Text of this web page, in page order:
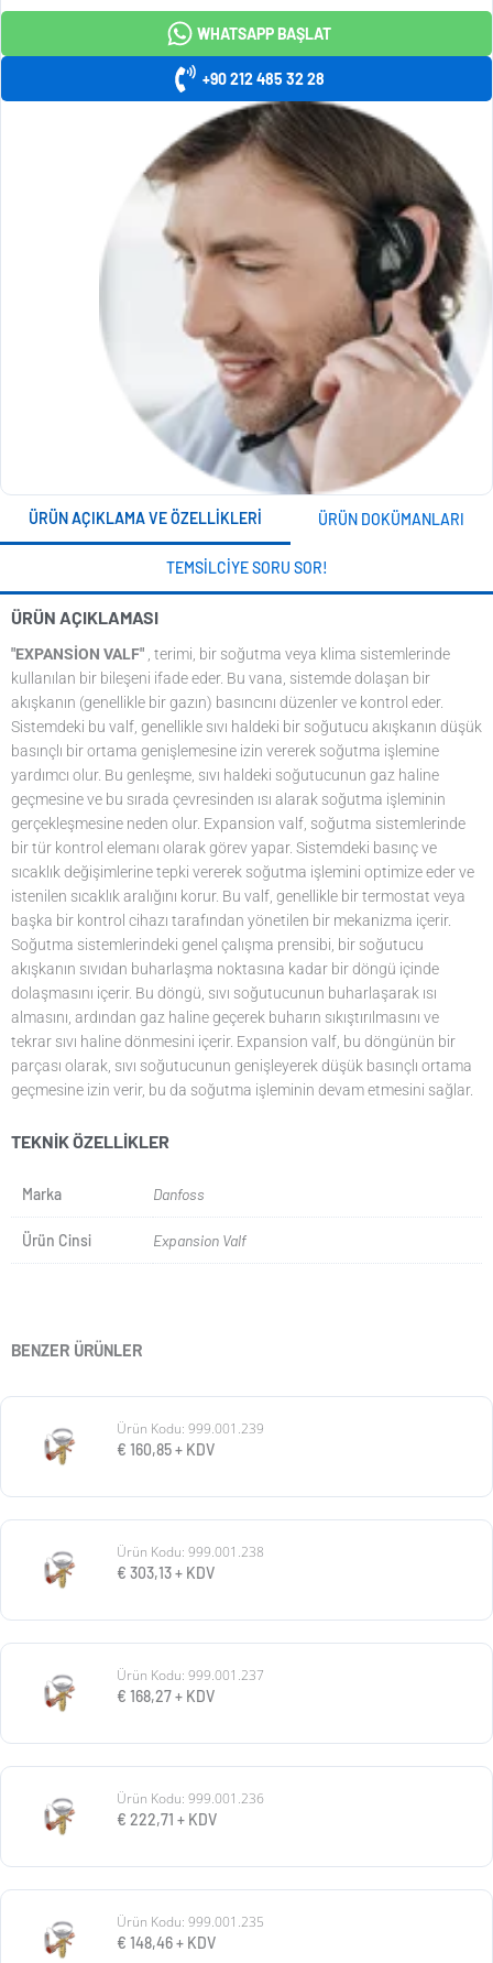
WHATSAPP BAŞLAT
+90 212 485 32 28
ÜRÜN AÇIKLAMA VE ÖZELLIKLERI ÜRÜN DOKÜMANLARI
TEMSILCIYE SORU SOR!
ÜRÜN AÇIKLAMASI
"EXPANSİON VALF" , terimi, bir soğutma veya klima sistemlerinde
kullanılan bir bileşeni ifade eder. Bu vana, sistemde dolaşan bir
akışkanın (genellikle bir gazın) basıncını düzenler ve kontrol eder.
Sistemdeki bu valf, genellikle sıvı haldeki bir soğutucu akışkanın düşük
basınçlı bir ortama genişlemesine izin vererek soğutma işlemine
yardımcı olur. Bu genleşme, sıvı haldeki soğutucunun gaz haline
geçmesine ve bu sırada çevresinden ısı alarak soğutma işleminin
gerçekleşmesine neden olur. Expansion valf, soğutma sistemlerinde
bir tür kontrol elemanı olarak görev yapar. Sistemdeki basınç ve
sıcaklık değişimlerine tepki vererek soğutma işlemini optimize eder ve
istenilen sıcaklık aralığını korur. Bu valf, genellikle bir termostat veya
başka bir kontrol cihazı tarafından yönetilen bir mekanizma içerir.
Soğutma sistemlerindeki genel çalışma prensibi, bir soğutucu
akışkanın sıvıdan buharlaşma noktasına kadar bir döngü içinde
dolaşmasını içerir. Bu döngü, sıvı soğutucunun buharlaşarak ısı
almasını, ardından gaz haline geçerek buharın sıkıştırılmasını ve
tekrar sıvı haline dönmesini içerir. Expansion valf, bu döngünün bir
parçası olarak, sıvı soğutucunun genişleyerek düşük basınçlı ortama
geçmesine izin verir, bu da soğutma işleminin devam etmesini sağlar.
TEKNIK ÖZELLIKLER
Marka Danfoss
Ürün Cinsi Expansion Valf
BENZER ÜRÜNLER
Ürün Kodu: 999.001.239
€ 160,85+ KDV
Ürün Kodu: 999.001.238
€ 303,13+ KDV
Ürün Kodu: 999.001.237
€ 168,27+ KDV
Ürün Kodu: 999.001.236
€ 222,71 + KDV
Ürün Kodu: 999.001.235
€ 148,46+ KDV